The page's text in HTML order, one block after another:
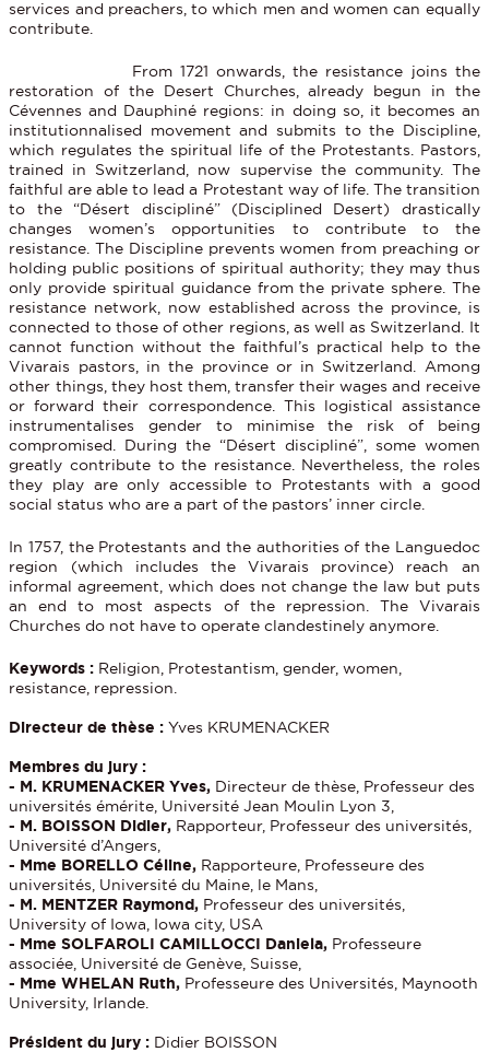
services and preachers, to which men and women can equally
contribute.
From 1721 onwards, the resistance joins the
restoration of the Desert Churches, already begun in the
Cévennes and Dauphiné regions: in doing so, it becomes an
institutionnalised movement and submits to the Discipline,
which regulates the spiritual life of the Protestants. Pastors,
trained in Switzerland, now supervise the community. The
faithful are able to lead a Protestant way of life. The transition
to the “Désert discipliné” (Disciplined Desert) drastically
changes women’s opportunities to contribute to the
resistance. The Discipline prevents women from preaching or
holding public positions of spiritual authority; they may thus
only provide spiritual guidance from the private sphere. The
resistance network, now established across the province, is
connected to those of other regions, as well as Switzerland. It
cannot function without the faithful’s practical help to the
Vivarais pastors, in the province or in Switzerland. Among
other things, they host them, transfer their wages and receive
or forward their correspondence. This logistical assistance
instrumentalises gender to minimise the risk of being
compromised. During the “Désert discipliné”, some women
greatly contribute to the resistance. Nevertheless, the roles
they play are only accessible to Protestants with a good
social status who are a part of the pastors’ inner circle.
In 1757, the Protestants and the authorities of the Languedoc
region (which includes the Vivarais province) reach an
informal agreement, which does not change the law but puts
an end to most aspects of the repression. The Vivarais
Churches do not have to operate clandestinely anymore.
Keywords : Religion, Protestantism, gender, women,
resistance, repression.
Directeur de thèse : Yves KRUMENACKER
Membres du jury :
- M. KRUMENACKER Yves, Directeur de thèse, Professeur des
universités émérite, Université Jean Moulin Lyon 3,
- M. BOISSON Didier, Rapporteur, Professeur des universités,
Université d’Angers,
- Mme BORELLO Céline, Rapporteure, Professeure des
universités, Université du Maine, le Mans,
- M. MENTZER Raymond, Professeur des universités,
University of Iowa, Iowa city, USA
- Mme SOLFAROLI CAMILLOCCI Daniela, Professeure
associée, Université de Genève, Suisse,
- Mme WHELAN Ruth, Professeure des Universités, Maynooth
University, Irlande.
Président du jury : Didier BOISSON